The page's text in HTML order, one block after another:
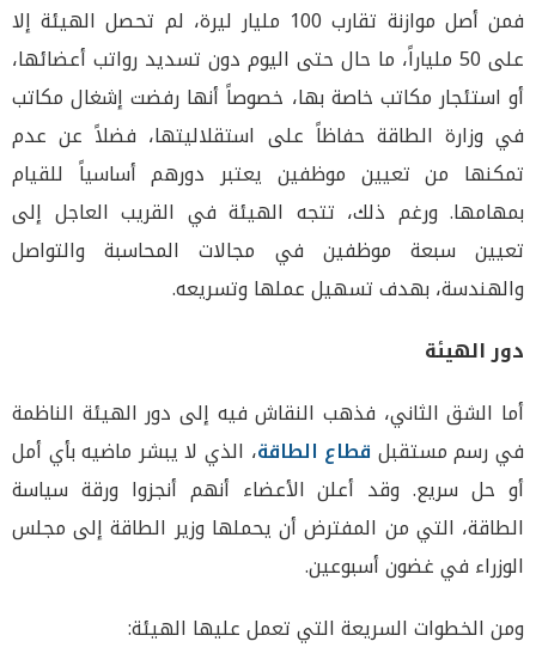
فمن أصل موازنة تقارب 100 مليار ليرة، لم تحصل الهيئة إلا
على 50 ملياراً، ما حال حتى اليوم دون تسديد رواتب أعضائها،
أو استئجار مكاتب خاصة بها، خصوصاً أنها رفضت إشغال مكاتب
في وزارة الطاقة حفاظاً على استقلاليتها، فضلاً عن عدم
تمكنها من تعيين موظفين يعتبر دورهم أساسياً للقيام
بمهامها. ورغم ذلك، تتجه الهيئة في القريب العاجل إلى
تعيين سبعة موظفين في مجالات المحاسبة والتواصل
والهندسة، بهدف تسهيل عملها وتسريعه.
دور الهيئة
أما الشق الثاني، فذهب النقاش فيه إلى دور الهيئة الناظمة
في رسم مستقبل قطاع الطاقة، الذي لا يبشر ماضيه بأي أمل
أو حل سريع. وقد أعلن الأعضاء أنهم أنجزوا ورقة سياسة
الطاقة، التي من المفترض أن يحملها وزير الطاقة إلى مجلس
الوزراء في غضون أسبوعين.
ومن الخطوات السريعة التي تعمل عليها الهيئة: